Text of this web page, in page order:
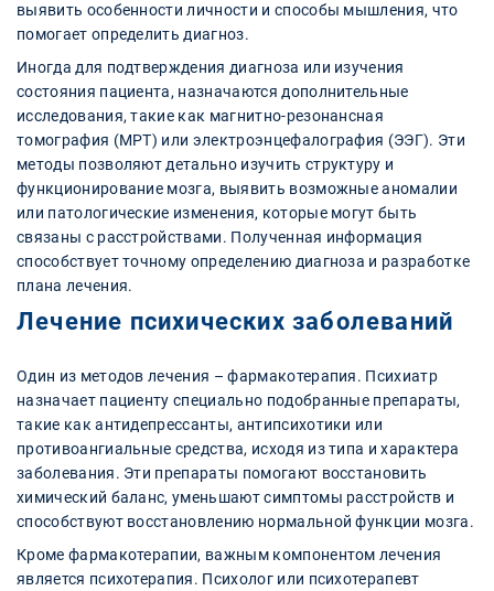
выявить особенности личности и способы мышления, что
помогает определить диагноз.
Иногда для подтверждения диагноза или изучения
состояния пациента, назначаются дополнительные
исследования, такие как магнитно-резонансная
томография (МРТ) или электроэнцефалография (ЭЭГ). Эти
методы позволяют детально изучить структуру и
функционирование мозга, выявить возможные аномалии
или патологические изменения, которые могут быть
связаны с расстройствами. Полученная информация
способствует точному определению диагноза и разработке
плана лечения.
Лечение психических заболеваний
Один из методов лечения – фармакотерапия. Психиатр
назначает пациенту специально подобранные препараты,
такие как антидепрессанты, антипсихотики или
противоангиальные средства, исходя из типа и характера
заболевания. Эти препараты помогают восстановить
химический баланс, уменьшают симптомы расстройств и
способствуют восстановлению нормальной функции мозга.
Кроме фармакотерапии, важным компонентом лечения
является психотерапия. Психолог или психотерапевт